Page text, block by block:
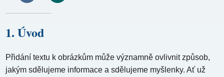
1. Úvod
Přidání textu k obrázkům může významně ovlivnit způsob,
jakým sdělujeme informace a sdělujeme myšlenky. Ať už